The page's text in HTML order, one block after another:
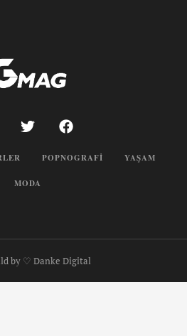
POPNOGRAFI YAŞAM
MODA
by ♡ Danke Digital